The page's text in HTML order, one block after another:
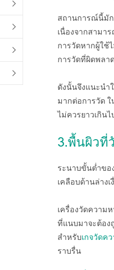
สถานการณ์นี้มัก
เนื่องจากสามา
การวัดหากผู้ใช้
การวัดที่ผิดพลา
ดังนั้นจึงแนะนำ
มากต่อการวัด ใ
ไม่ควรยาวเกิน
3.พื้นผิวที่
ระนาบขั้นต่ำขอ
เคลือบด้านล่าง
เครื่องวัดความ
ที่แนบมาจะต้อง
สำหรับเกจวัดค
ราบรื่น